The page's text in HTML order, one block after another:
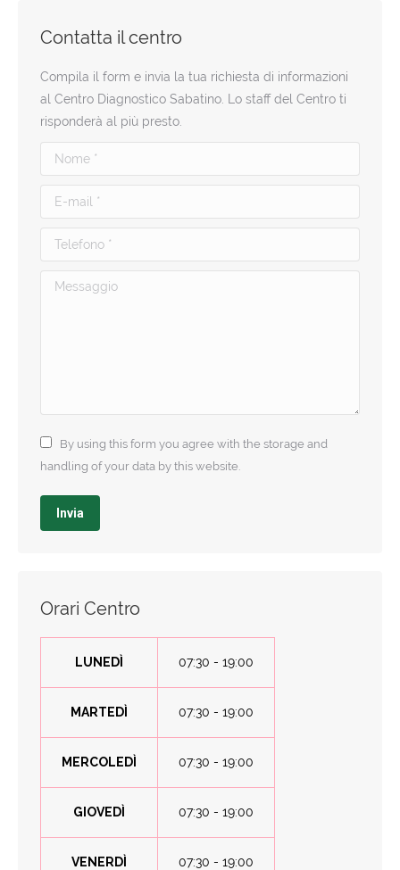
Contatta il centro
Compila il form e invia la tua richiesta di informazioni
al Centro Diagnostico Sabatino. Lo staff del Centro ti
risponderà al più presto.
Nome *
E-mail *
Telefono *
Messaggio
By using this form you agree with the storage and
handling of your data by this website.
Invia
Orari Centro
LUNEDÌ 07:30 - 19:00
MARTEDÌ 07:30 - 19:00
MERCOLEDÌ 07:30 - 19:00
GIOVEDÌ 07:30 - 19:00
VENERDÌ 07:30 - 19:00